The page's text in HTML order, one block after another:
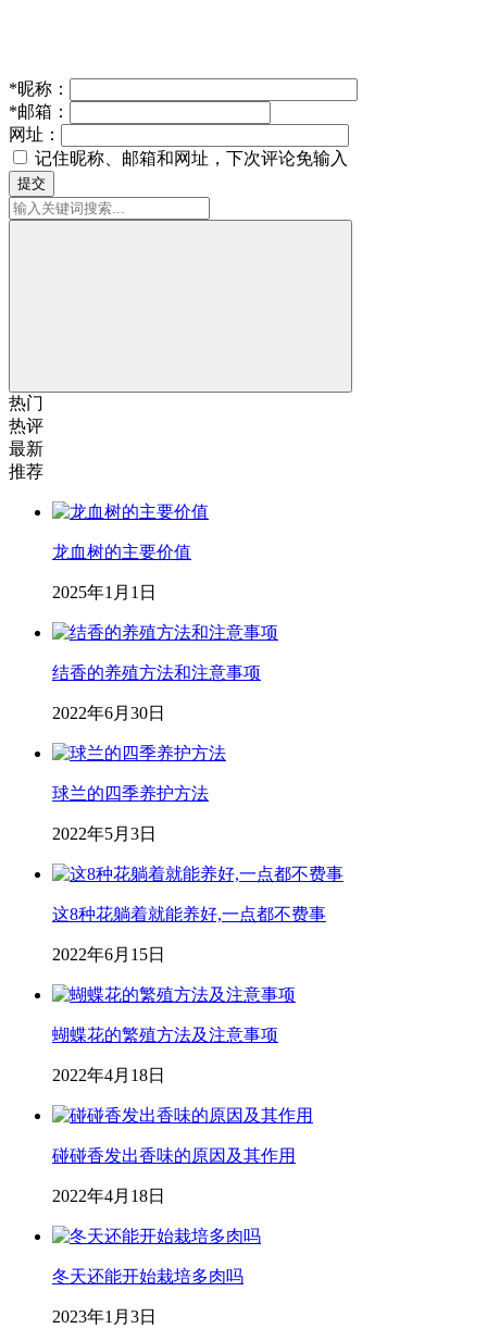
*昵称：
*邮箱：
网址：
记住昵称、邮箱和网址，下次评论免输入
提交
热门
热评
最新
推荐
龙血树的主要价值
2025年1月1日
结香的养殖方法和注意事项
2022年6月30日
球兰的四季养护方法
2022年5月3日
这8种花躺着就能养好,一点都不费事
2022年6月15日
蝴蝶花的繁殖方法及注意事项
2022年4月18日
碰碰香发出香味的原因及其作用
2022年4月18日
冬天还能开始栽培多肉吗
2023年1月3日